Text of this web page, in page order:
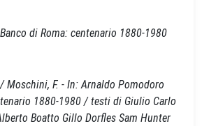
di Roma: centenario 1880-1980
Moschini, F. - In: Arnaldo Pomodoro
1880-1980 / testi di Giulio Carlo
Boatto Gillo Dorfles Sam Hunter